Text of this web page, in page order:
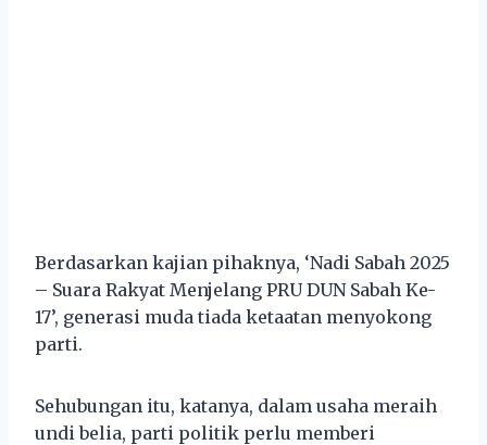
Berdasarkan kajian pihaknya, ‘Nadi Sabah 2025
– Suara Rakyat Menjelang PRU DUN Sabah Ke-
17’, generasi muda tiada ketaatan menyokong
parti.
Sehubungan itu, katanya, dalam usaha meraih
undi belia, parti politik perlu memberi